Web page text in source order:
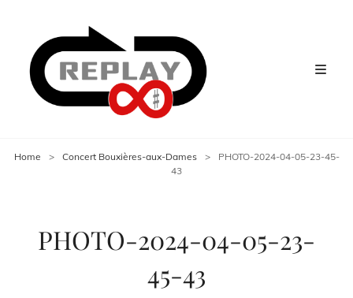
Home > Concert Bouxières-aux-Dames >
PHOTO-2024-04-05-23-45-
43
PHOTO-2024-04-05-23-
45-43